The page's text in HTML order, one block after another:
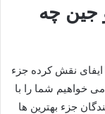
جین چه
ایفای نقش کرده جزء
خواهیم شما را با
جزء بهترین ها